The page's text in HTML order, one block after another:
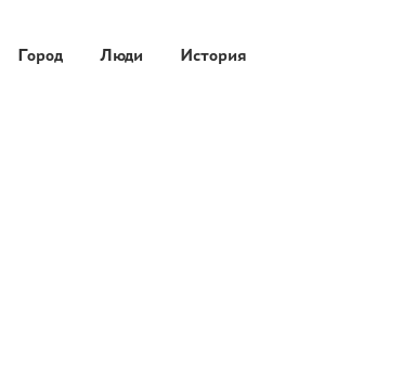
Город Люди История